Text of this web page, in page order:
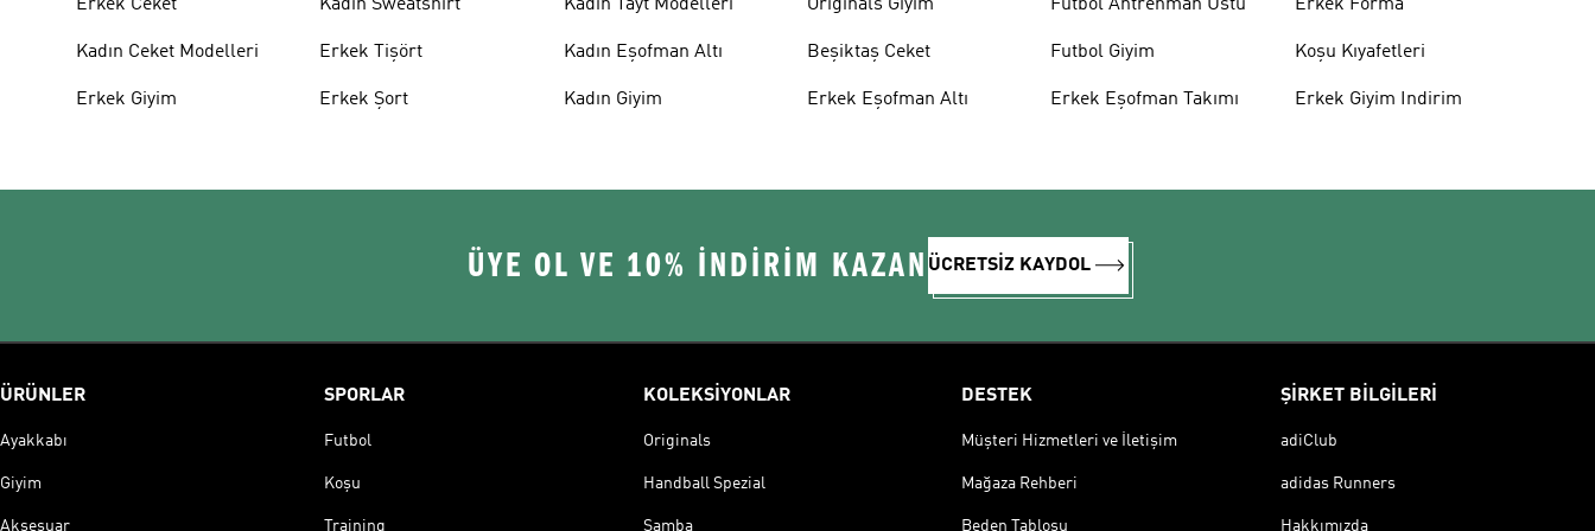
Erkek Ceket
Kadın Ceket Modelleri
Erkek Giyim
Kadın Sweatshirt
Erkek Tişört
Erkek Şort
Kadın Tayt Modelleri
Kadın Eşofman Altı
Kadın Giyim
Originals Giyim
Beşiktaş Ceket
Erkek Eşofman Altı
Futbol Antrenman Üstü
Futbol Giyim
Erkek Eşofman Takımı
Erkek Forma
Koşu Kıyafetleri
Erkek Giyim Indirim
ÜYE OL VE 10% İNDİRİM KAZAN ÜCRETSİZ KAYDOL
ÜRÜNLER
Ayakkabı
Giyim
Aksesuar
SPORLAR
Futbol
Koşu
Training
KOLEKSİYONLAR
Originals
Handball Spezial
Samba
DESTEK
Müşteri Hizmetleri ve İletişim
Mağaza Rehberi
Beden Tablosu
ŞİRKET BİLGİLERİ
adiClub
adidas Runners
Hakkımızda